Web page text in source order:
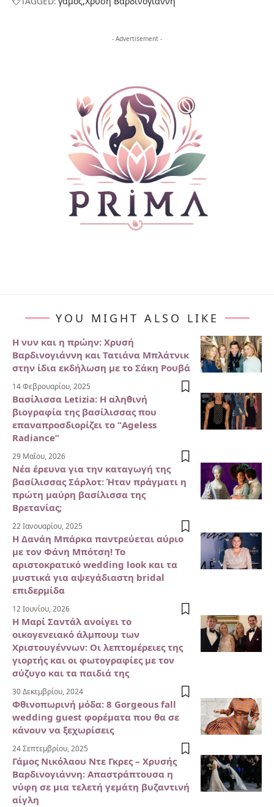
- Advertisement -
YOU MIGHT ALSO LIKE
Η νυν και η πρώην: Χρυσή
Βαρδινογιάννη και Τατιάνα Μπλάτνικ
στην ίδια εκδήλωση με το Σάκη Ρουβά
14 Φεβρουαρίου, 2025
Βασίλισσα Letizia: Η αληθινή
βιογραφία της βασίλισσας που
επαναπροσδιορίζει το “Ageless
Radiance”
29 Μαΐου, 2026
Νέα έρευνα για την καταγωγή της
βασίλισσας Σάρλοτ: Ήταν πράγματι η
πρώτη μαύρη βασίλισσα της
Βρετανίας;
22 Ιανουαρίου, 2025
Η Δανάη Μπάρκα παντρεύεται αύριο
με τον Φάνη Μπότση! Το
αριστοκρατικό wedding look και τα
μυστικά για αψεγάδιαστη bridal
επιδερμίδα
12 Ιουνίου, 2026
Η Μαρί Σαντάλ ανοίγει το
οικογενειακό άλμπουμ των
Χριστουγέννων: Οι λεπτομέρειες της
γιορτής και οι φωτογραφίες με τον
σύζυγο και τα παιδιά της
30 Δεκεμβρίου, 2024
Φθινοπωρινή μόδα: 8 Gorgeous fall
wedding guest φορέματα που θα σε
κάνουν να ξεχωρίσεις
24 Σεπτεμβρίου, 2025
Γάμος Νικόλαου Ντε Γκρες – Χρυσής
Βαρδινογιάννη: Απαστράπτουσα η
νύφη σε μια τελετή γεμάτη βυζαντινή
αίγλη